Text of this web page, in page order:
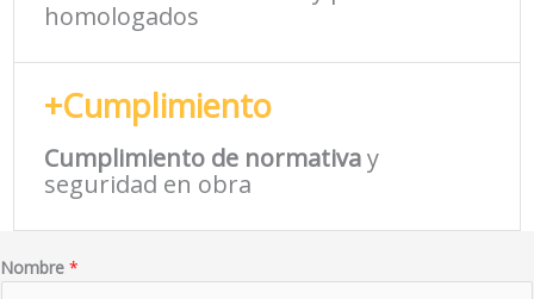
homologados
+Cumplimiento
Cumplimiento de normativay
seguridad en obra
Nombre *